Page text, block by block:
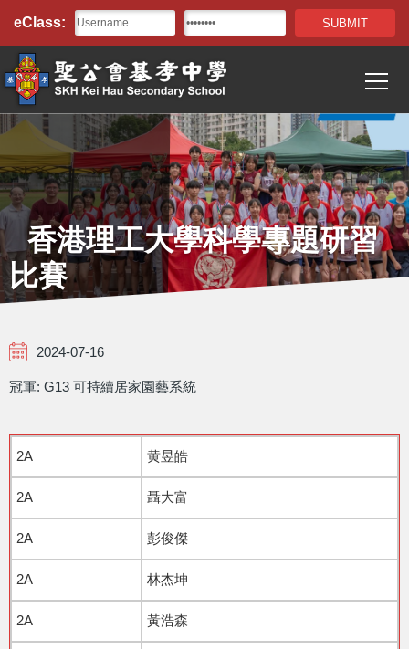
移至主內容
eClass:
navigation
香港理工大學科學專題研習
比賽
2024-07-16
冠軍: G13 可持續居家園藝系統
2A 黄昱皓
2A 聶大富
2A 彭俊傑
2A 林杰坤
2A 黃浩森